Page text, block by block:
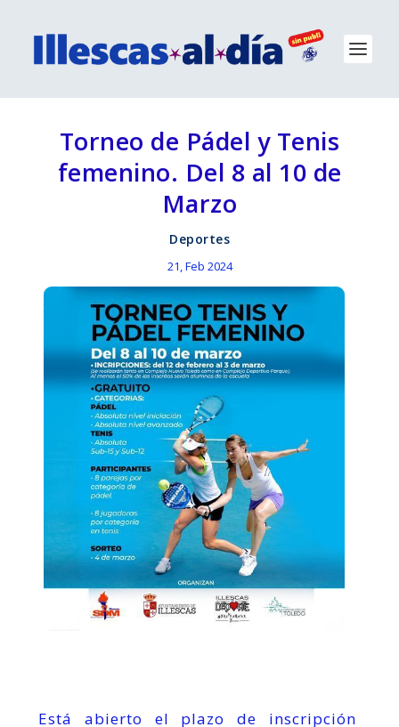
Torneo de Pádel y Tenis
femenino. Del 8 al 10 de
Marzo
Deportes
21, Feb 2024
Está abierto el plazo de inscripción